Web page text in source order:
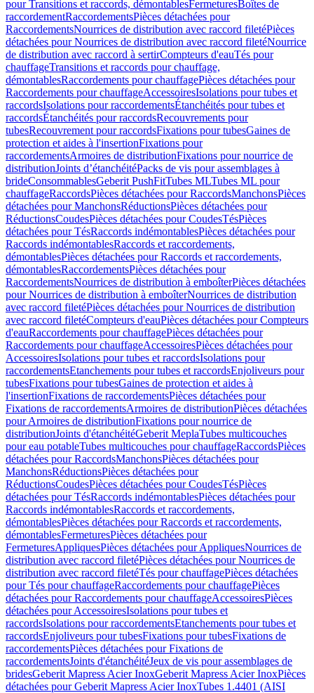
pour Transitions et raccords, démontablesFermeturesBoîtes de
raccordementRaccordementsPièces détachées pour
RaccordementsNourrices de distribution avec raccord filetéPièces
détachées pour Nourrices de distribution avec raccord filetéNourrice
de distribution avec raccord à sertirCompteurs d'eauTés pour
chauffageTransitions et raccords pour chauffage,
démontablesRaccordements pour chauffagePièces détachées pour
Raccordements pour chauffageAccessoiresIsolations pour tubes et
raccordsIsolations pour raccordementsÉtanchéités pour tubes et
raccordsÉtanchéités pour raccordsRecouvrements pour
tubesRecouvrement pour raccordsFixations pour tubesGaines de
protection et aides à l'insertionFixations pour
raccordementsArmoires de distributionFixations pour nourrice de
distributionJoints d’étanchéitéPacks de vis pour assemblages à
brideConsommablesGeberit PushFitTubes MLTubes ML pour
chauffageRaccordsPièces détachées pour RaccordsManchonsPièces
détachées pour ManchonsRéductionsPièces détachées pour
RéductionsCoudesPièces détachées pour CoudesTésPièces
détachées pour TésRaccords indémontablesPièces détachées pour
Raccords indémontablesRaccords et raccordements,
démontablesPièces détachées pour Raccords et raccordements,
démontablesRaccordementsPièces détachées pour
RaccordementsNourrices de distribution à emboîterPièces détachées
pour Nourrices de distribution à emboîterNourrices de distribution
avec raccord filetéPièces détachées pour Nourrices de distribution
avec raccord filetéCompteurs d'eauPièces détachées pour Compteurs
d'eauRaccordements pour chauffagePièces détachées pour
Raccordements pour chauffageAccessoiresPièces détachées pour
AccessoiresIsolations pour tubes et raccordsIsolations pour
raccordementsEtanchements pour tubes et raccordsEnjoliveurs pour
tubesFixations pour tubesGaines de protection et aides à
l'insertionFixations de raccordementsPièces détachées pour
Fixations de raccordementsArmoires de distributionPièces détachées
pour Armoires de distributionFixations pour nourrice de
distributionJoints d'étanchéitéGeberit MeplaTubes multicouches
pour eau potableTubes multicouches pour chauffageRaccordsPièces
détachées pour RaccordsManchonsPièces détachées pour
ManchonsRéductionsPièces détachées pour
RéductionsCoudesPièces détachées pour CoudesTésPièces
détachées pour TésRaccords indémontablesPièces détachées pour
Raccords indémontablesRaccords et raccordements,
démontablesPièces détachées pour Raccords et raccordements,
démontablesFermeturesPièces détachées pour
FermeturesAppliquesPièces détachées pour AppliquesNourrices de
distribution avec raccord filetéPièces détachées pour Nourrices de
distribution avec raccord filetéTés pour chauffagePièces détachées
pour Tés pour chauffageRaccordements pour chauffagePièces
détachées pour Raccordements pour chauffageAccessoiresPièces
détachées pour AccessoiresIsolations pour tubes et
raccordsIsolations pour raccordementsEtanchements pour tubes et
raccordsEnjoliveurs pour tubesFixations pour tubesFixations de
raccordementsPièces détachées pour Fixations de
raccordementsJoints d'étanchéitéJeux de vis pour assemblages de
bridesGeberit Mapress Acier InoxGeberit Mapress Acier InoxPièces
détachées pour Geberit Mapress Acier InoxTubes 1.4401 (AISI